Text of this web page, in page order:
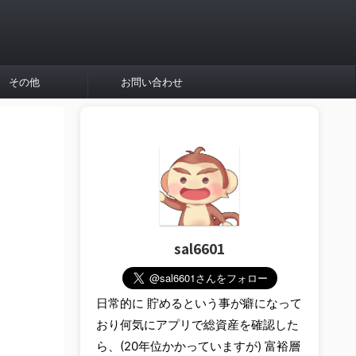
その他 お問い合わせ
sal6601
日常的に 貯めるという事が癖になって
おり何気にアプリで総資産を確認した
ら、(20年位かかっていますが) 富裕層